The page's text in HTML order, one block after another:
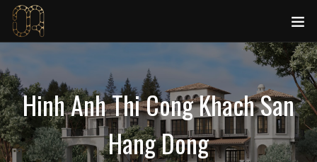
Hinh Anh Thi Cong Khach San
Hang Dong